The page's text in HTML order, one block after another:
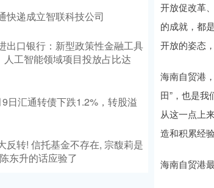
开放促改革
的成就，都
开放的姿态
海南自贸港
田”，也是
从这一点上
造和积累经
海南自贸港
快递成立智联科技公司
出口银行：新型政策性金融工具
人工智能领域项目投放占比达
日汇通转债下跌1.2%，转股溢
反转! 信托基金不存在, 宗馥莉是
东升的话应验了